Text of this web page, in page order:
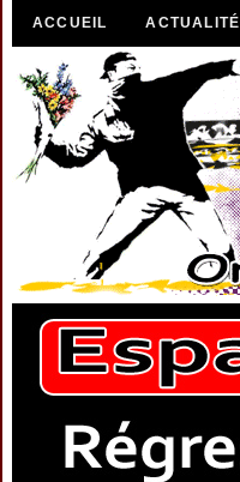
ACCUEIL ACTUALITÉ